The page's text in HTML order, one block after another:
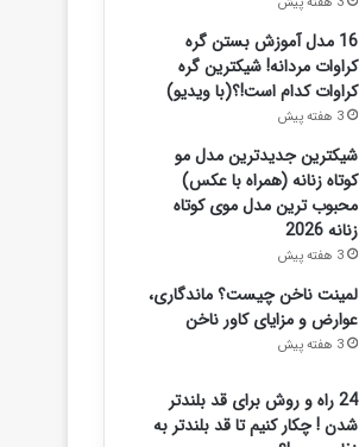
16 مدل آموزش بستن گره
کراوات مردانه! شیکترین گره
کراوات کدام است!؟(با ویدیو)
3 هفته پیش
شیکترین جدیدترین مدل مو
کوتاه زنانه (همراه با عکس)
محبوب ترین مدل موی کوتاه
زنانه 2026
3 هفته پیش
لمینت ناخن چیست؟ ماندگاری،
عوارض و مزایای کاور ناخن
3 هفته پیش
24 راه و روش برای قد بلندتر
شدن ! چکار کنیم تا قد بلندتر به